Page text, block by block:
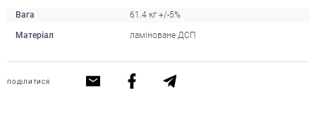
Вага 61.4 кг +/-5%
Матеріал ламіноване ДСП
ПОДІЛИТИСЯ